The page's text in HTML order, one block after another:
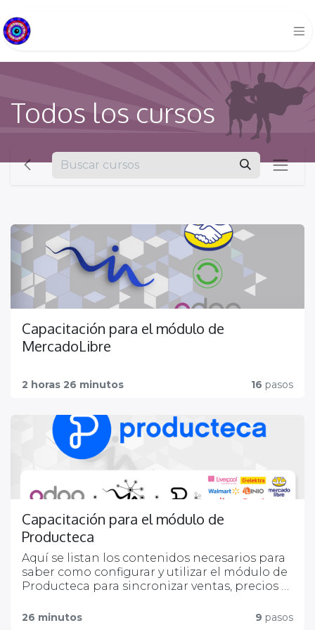
Todos los cursos
Capacitación para el módulo de
MercadoLibre
2 horas 26 minutos 16 pasos
Capacitación para el módulo de
Producteca
Aquí se listan los contenidos necesarios para
saber como configurar y utilizar el módulo de
Producteca para sincronizar ventas, precios y
26 minutos 9 pasos